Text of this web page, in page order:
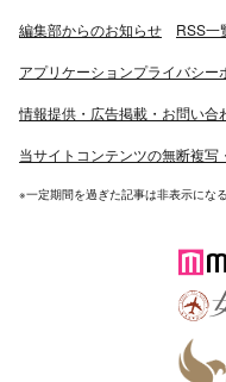
編集部からのお知らせ RSS一
アプリケーションプライバシー
情報提供・広告掲載・お問い合
当サイトコンテンツの無断複
※一定期間を過ぎた記事は非表示にな